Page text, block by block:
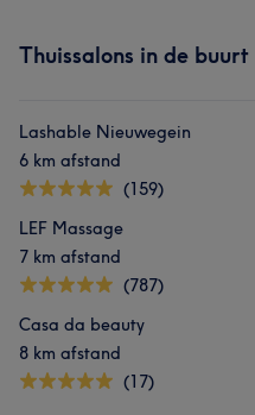
Thuissalons in de buurt
Lashable Nieuwegein
6 km afstand
(159)
LEF Massage
7 km afstand
(787)
Casa da beauty
8 km afstand
(17)